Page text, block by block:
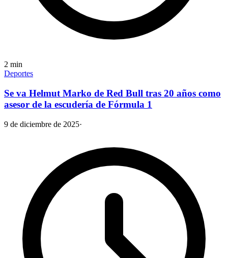
2 min
Deportes
Se va Helmut Marko de Red Bull tras 20 años como
asesor de la escudería de Fórmula 1
9 de diciembre de 2025·